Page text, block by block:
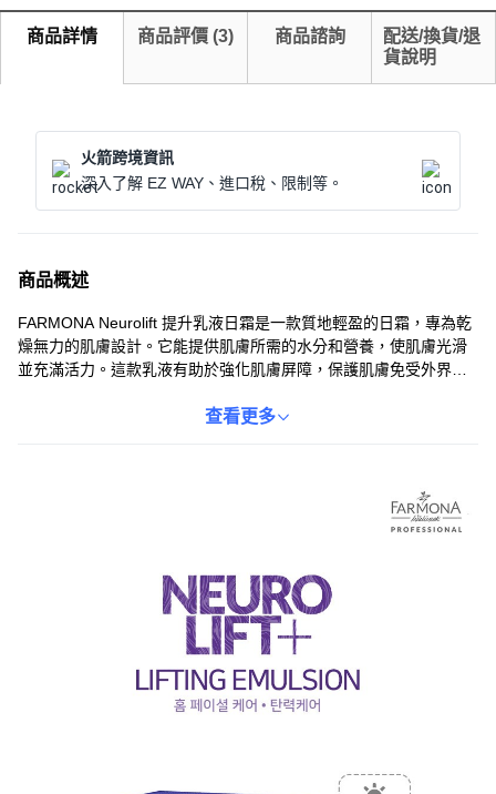
商品詳情 商品評價 (3) 商品諮詢
配送/換貨/退
貨說明
火箭跨境資訊
深入了解 EZ WAY、進口稅、限制等。
商品概述
FARMONA Neurolift 提升乳液日霜是一款質地輕盈的日霜，專為乾
燥無力的肌膚設計。它能提供肌膚所需的水分和營養，使肌膚光滑
並充滿活力。這款乳液有助於強化肌膚屏障，保護肌膚免受外界環
HYDROXYPROLISILANE C等成分，為肌膚提供深層保濕護理，使
查看更多